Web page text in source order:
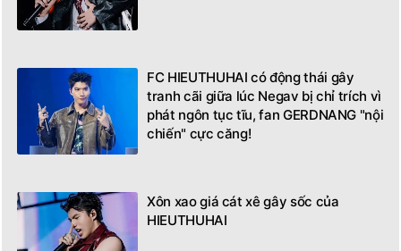
FC HIEUTHUHAI có động thái gây
tranh cãi giữa lúc Negav bị chỉ trích vì
phát ngôn tục tĩu, fan GERDNANG "nội
chiến" cực căng!
Xôn xao giá cát xê gây sốc của
HIEUTHUHAI